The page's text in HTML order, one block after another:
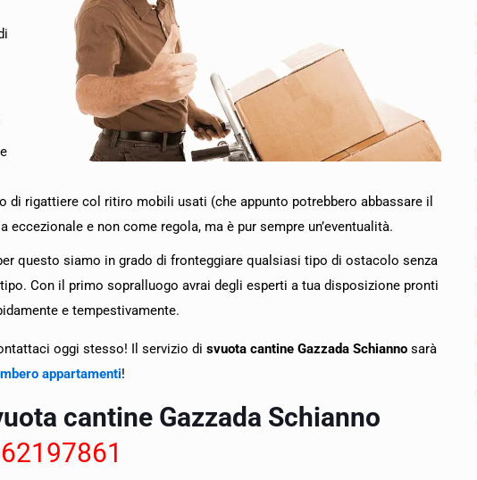
rigattiere col ritiro mobili usati (che appunto potrebbero abbassare il
e non come regola, ma è pur sempre un’eventualità.
questo siamo in grado di fronteggiare qualsiasi tipo di ostacolo senza
Con il primo sopralluogo avrai degli esperti a tua disposizione pronti
e tempestivamente.
oggi stesso! Il servizio disvuota cantine Gazzada Schiannosarà
appartamenti!
cantine Gazzada Schianno